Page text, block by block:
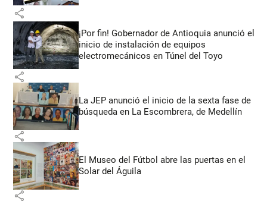
share
¡Por fin! Gobernador de Antioquia anunció el
inicio de instalación de equipos
electromecánicos en Túnel del Toyo
share
La JEP anunció el inicio de la sexta fase de
búsqueda en La Escombrera, de Medellín
share
El Museo del Fútbol abre las puertas en el
Solar del Águila
share